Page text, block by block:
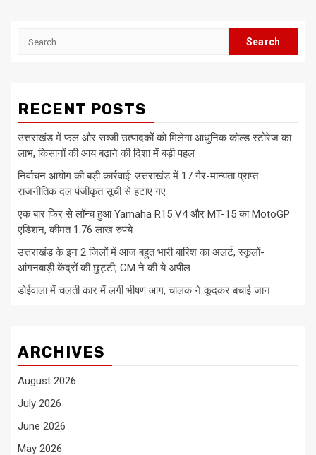
Search
RECENT POSTS
उत्तराखंड में फल और सब्जी उत्पादकों को मिलेगा आधुनिक कोल्ड स्टोरेज का
लाभ, किसानों की आय बढ़ाने की दिशा में बड़ी पहल
निर्वाचन आयोग की बड़ी कार्रवाई: उत्तराखंड में 17 गैर-मान्यता प्राप्त
राजनीतिक दल पंजीकृत सूची से हटाए गए
एक बार फिर से लॉन्च हुआ Yamaha R15 V4 और MT-15 का MotoGP
एडिशन, कीमत 1.76 लाख रुपये
उत्तराखंड के इन 2 जिलों में आज बहुत भारी बारिश का अलर्ट, स्कूलों-
आंगनबाड़ी केंद्रों की छुट्टी, CM ने की ये अपील
डोईवाला में चलती कार में लगी भीषण आग, चालक ने कूदकर बचाई जान
ARCHIVES
August 2026
July 2026
June 2026
May 2026